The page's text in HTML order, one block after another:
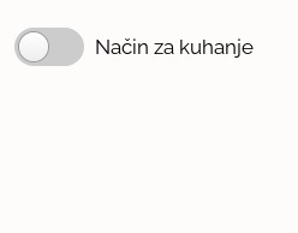
Način za kuhanje